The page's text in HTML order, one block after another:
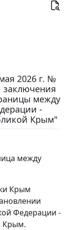
2026 г. №
заключения
между
-
Крым"
между
Крым
Федерации -
Крым.